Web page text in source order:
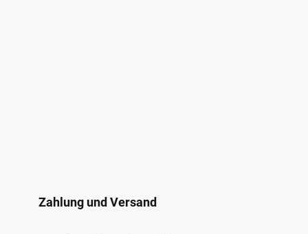
Zahlung und Versand